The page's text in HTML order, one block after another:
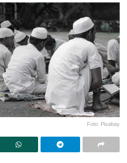
Foto: Pixabay